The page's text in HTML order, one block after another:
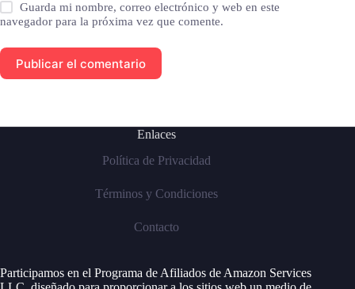
Guarda mi nombre, correo electrónico y web en este
navegador para la próxima vez que comente.
Publicar el comentario
Enlaces
Política de Privacidad
Términos y Condiciones
Contacto
Participamos en el Programa de Afiliados de Amazon Services